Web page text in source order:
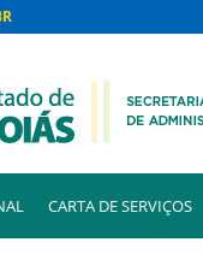
CARTA DE SERVIÇOS